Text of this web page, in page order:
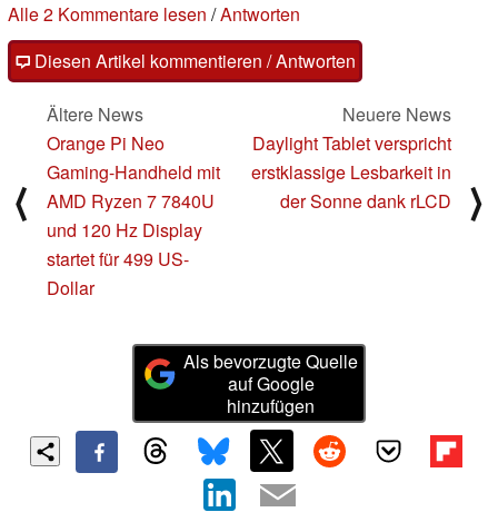
Alle 2 Kommentare lesen /Antworten
Diesen Artikel kommentieren / Antworten
⟨
Ältere News
Orange Pi Neo
Gaming-Handheld mit
AMD Ryzen 7 7840U
und 120 Hz Display
startet für 499 US-
Dollar
Neuere News
Daylight Tablet verspricht
erstklassige Lesbarkeit in
der Sonne dank rLCD
⟩
Als bevorzugte Quelle
auf Google
hinzufügen